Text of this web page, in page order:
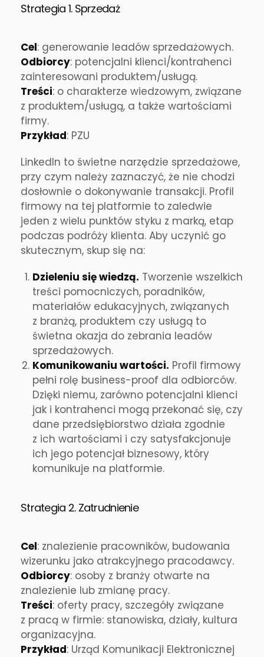
Strategia 1. Sprzedaż
Cel: generowanie leadów sprzedażowych.
Odbiorcy: potencjalni klienci/kontrahenci
zainteresowani produktem/usługą.
Treści: o charakterze wiedzowym, związane
z produktem/usługą, a także wartościami
firmy.
Przykład: PZU
LinkedIn to świetne narzędzie sprzedażowe,
przy czym należy zaznaczyć, że nie chodzi
dosłownie o dokonywanie transakcji. Profil
firmowy na tej platformie to zaledwie
jeden z wielu punktów styku z marką, etap
podczas podróży klienta. Aby uczynić go
skutecznym, skup się na:
Dzieleniu się wiedzą. Tworzenie wszelkich
treści pomocniczych, poradników,
materiałów edukacyjnych, związanych
z branżą, produktem czy usługą to
świetna okazja do zebrania leadów
sprzedażowych.
Komunikowaniu wartości. Profil firmowy
pełni rolę business-proof dla odbiorców.
Dzięki niemu, zarówno potencjalni klienci
jak i kontrahenci mogą przekonać się, czy
dane przedsiębiorstwo działa zgodnie
z ich wartościami i czy satysfakcjonuje
ich jego potencjał biznesowy, który
komunikuje na platformie.
Strategia 2. Zatrudnienie
Cel: znalezienie pracowników, budowania
wizerunku jako atrakcyjnego pracodawcy.
Odbiorcy: osoby z branży otwarte na
znalezienie lub zmianę pracy.
Treści: oferty pracy, szczegóły związane
z pracą w firmie: stanowiska, działy, kultura
organizacyjna.
Przykład: Urząd Komunikacji Elektronicznej